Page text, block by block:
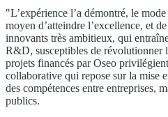
"L’expérience l’a démontré, le
moyen d’atteindre l’excellence, et
innovants très ambitieux, qui
R&D, susceptibles de révolutionner
projets financés par Oseo
collaborative qui repose sur la mise
des compétences entre entreprises,
publics.